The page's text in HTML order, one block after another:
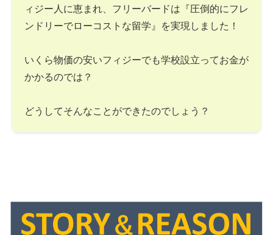
ィジー人に恵まれ、フリーバードは『圧倒的にフレ
ンドリーでローコストな留学』を実現しました！
いくら物価の安いフィジーでも学校設立ってお金が
かかるのでは？
どうしてそんなことができたのでしょう？